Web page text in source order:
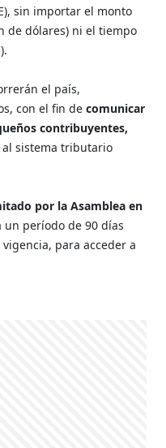
sin importar el monto
de dólares) ni el tiempo
el país,
con el fin decomunicar
contribuyentes,
sistema tributario
por la Asamblea en
un período de 90 días
para acceder a